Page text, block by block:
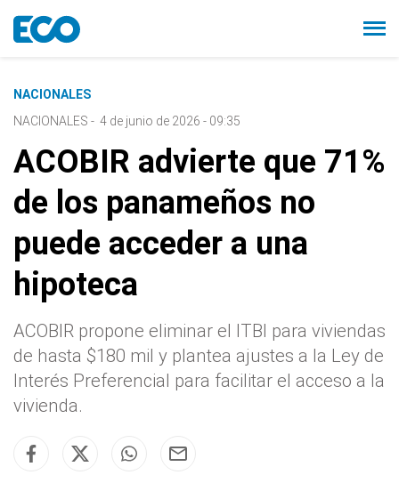
NACIONALES
NACIONALES - 4 de junio de 2026 - 09:35
ACOBIR advierte que 71%
de los panameños no
puede acceder a una
hipoteca
ACOBIR propone eliminar el ITBI para viviendas
de hasta $180 mil y plantea ajustes a la Ley de
Interés Preferencial para facilitar el acceso a la
vivienda.